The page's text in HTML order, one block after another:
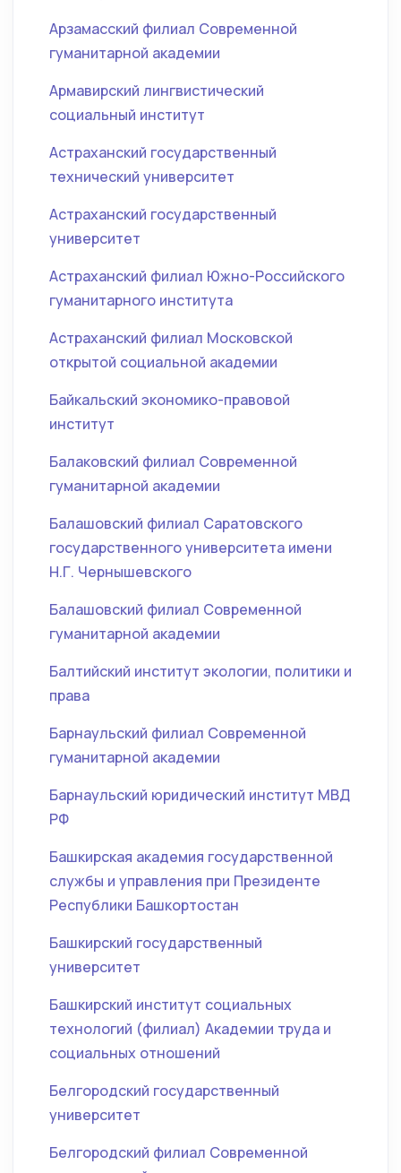
Арзамасский филиал Современной
гуманитарной академии
Армавирский лингвистический
социальный институт
Астраханский государственный
технический университет
Астраханский государственный
университет
Астраханский филиал Южно-Российского
гуманитарного института
Астраханский филиал Московской
открытой социальной академии
Байкальский экономико-правовой
институт
Балаковский филиал Современной
гуманитарной академии
Балашовский филиал Саратовского
государственного университета имени
Н.Г. Чернышевского
Балашовский филиал Современной
гуманитарной академии
Балтийский институт экологии, политики и
права
Барнаульский филиал Современной
гуманитарной академии
Барнаульский юридический институт МВД
РФ
Башкирская академия государственной
службы и управления при Президенте
Республики Башкортостан
Башкирский государственный
университет
Башкирский институт социальных
технологий (филиал) Академии труда и
социальных отношений
Белгородский государственный
университет
Белгородский филиал Современной